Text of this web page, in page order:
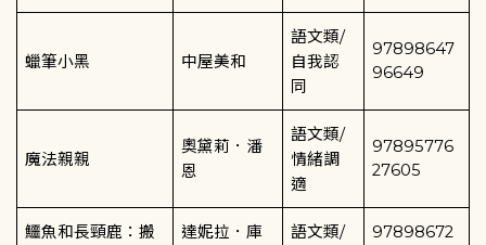
蠟筆小黑 中屋美和
語文類/
自我認
同
97898647
96649
魔法親親
奧黛莉．潘
恩
語文類/
情緒調
適
97895776
27605
鱷魚和長頸鹿：搬
達妮拉．庫
語文類/
97898672